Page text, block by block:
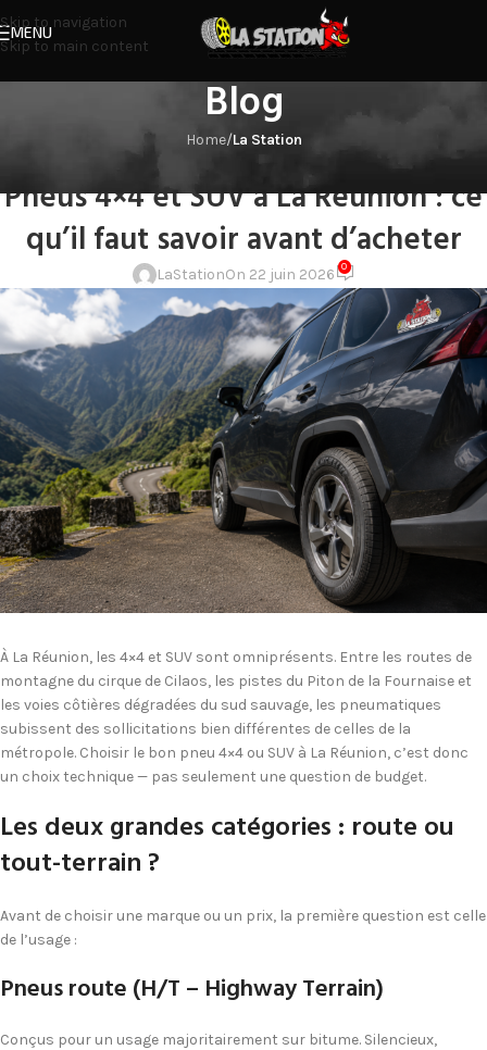
Skip to navigation
Skip to main content
MENU
Blog
Home/La Station
Pneus 4×4 et SUV à La Réunion : ce
qu’il faut savoir avant d’acheter
LaStationOn 22 juin 2026 0
À La Réunion, les 4×4 et SUV sont omniprésents. Entre les routes de
montagne du cirque de Cilaos, les pistes du Piton de la Fournaise et
les voies côtières dégradées du sud sauvage, les pneumatiques
subissent des sollicitations bien différentes de celles de la
métropole. Choisir le bon pneu 4×4 ou SUV à La Réunion, c’est donc
un choix technique — pas seulement une question de budget.
Les deux grandes catégories : route ou
tout-terrain ?
Avant de choisir une marque ou un prix, la première question est celle
de l’usage :
Pneus route (H/T – Highway Terrain)
Conçus pour un usage majoritairement sur bitume. Silencieux,